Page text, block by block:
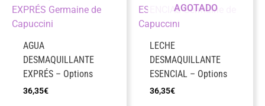
AGUA
DESMAQUILLANTE
EXPRÉS – Options
36,35€
AGOTADO
LECHE
DESMAQUILLANTE
ESENCIAL – Options
36,35€